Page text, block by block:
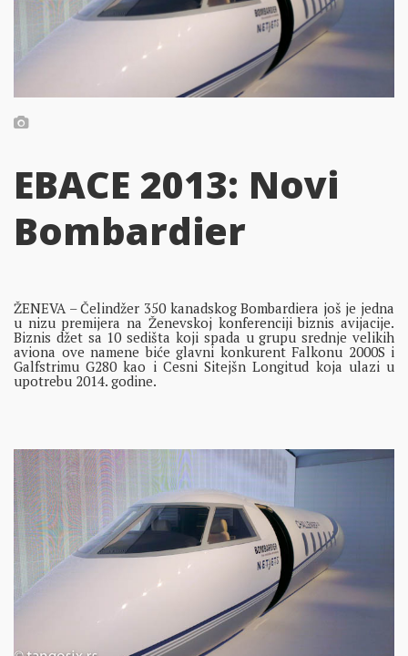
EBACE 2013: Novi
Bombardier
ŽENEVA – Čelindžer 350 kanadskog Bombardiera još je jedna
u nizu premijera na Ženevskoj konferenciji biznis avijacije.
Biznis džet sa 10 sedišta koji spada u grupu srednje velikih
aviona ove namene biće glavni konkurent Falkonu 2000S i
Galfstrimu G280 kao i Cesni Sitejšn Longitud koja ulazi u
upotrebu 2014. godine.